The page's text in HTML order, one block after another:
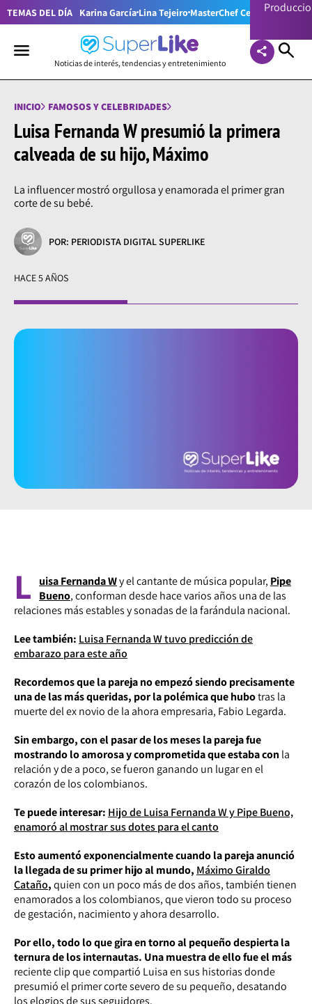
TEMAS DEL DÍA Karina García Lina Tejeiro MasterChef Celebrity
Noticias de interés, tendencias y entretenimiento
INICIO FAMOSOS Y CELEBRIDADES
Luisa Fernanda W presumió la primera
calveada de su hijo, Máximo
La influencer mostró orgullosa y enamorada el primer gran
corte de su bebé.
POR: PERIODISTA DIGITAL SUPERLIKE
HACE 5 AÑOS
L uisa Fernanda Wy el cantante de música popular, Pipe
Bueno, conforman desde hace varios años una de las
relaciones más estables y sonadas de la farándula nacional.
Lee también: Luisa Fernanda W tuvo predicción de
embarazo para este año
Recordemos que la pareja no empezó siendo precisamente
una de las más queridas, por la polémica que hubotras la
muerte del ex novio de la ahora empresaria, Fabio Legarda.
Sin embargo, con el pasar de los meses la pareja fue
mostrando lo amorosa y comprometida que estaba conla
relación y de a poco, se fueron ganando un lugar en el
corazón de los colombianos.
Te puede interesar: Hijo de Luisa Fernanda W y Pipe Bueno,
enamoró al mostrar sus dotes para el canto
Esto aumentó exponencialmente cuando la pareja anunció
la llegada de su primer hijo al mundo, Máximo Giraldo
Cataño,quien con un poco más de dos años, también tienen
enamorados a los colombianos, que vieron todo su proceso
de gestación, nacimiento y ahora desarrollo.
Por ello, todo lo que gira en torno al pequeño despierta la
ternura de los internautas. Una muestra de ello fue el más
reciente clip que compartió Luisa en sus historias donde
presumió el primer corte severo de su pequeño, desatando
los elogios de sus seguidores.